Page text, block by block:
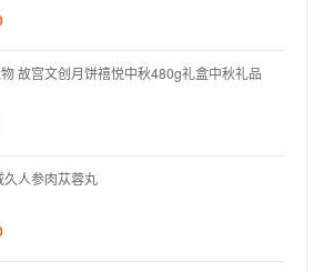
故宫文创月饼禧悦中秋480g礼盒中秋礼品
久人参肉苁蓉丸